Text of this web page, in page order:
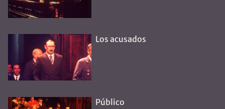
Los acusados
Público